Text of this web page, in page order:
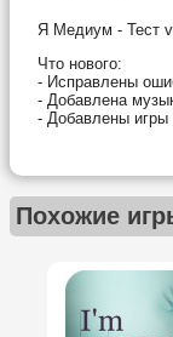
Я Медиум - Тест
Что нового:
- Исправлены
- Добавлена
- Добавлены
Похожие